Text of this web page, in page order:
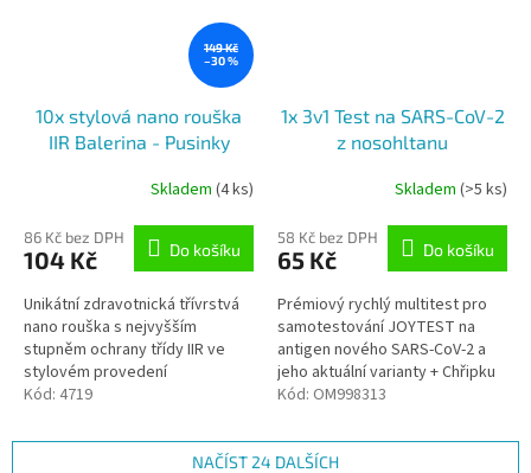
149 Kč
–30 %
10x stylová nano rouška
IIR Balerina - Pusinky
Skladem (4 ks)
86 Kč bez DPH
104 Kč Do košíku
Unikátní zdravotnická třívrstvá
nano rouška s nejvyšším
stupněm ochrany třídy IIR ve
stylovém provedení
Nanomembrána zachytí 98,6 %
nanometrů (tj....
Kód: 4719
1x 3v1 Test na SARS-CoV-2
z nosohltanu
Skladem (>5 ks)
58 Kč bez DPH
65 Kč Do košíku
Prémiový rychlý multitest pro
samotestování JOYTEST na
antigen nového SARS-CoV-2 a
jeho aktuální varianty + Chřipku
A/B. Výtěr z nosu. Senzitivita
Kód: OM998313
NAČÍST 24 DALŠÍCH